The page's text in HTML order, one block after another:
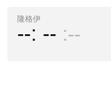
隆格伊
-- -- --